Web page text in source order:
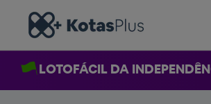
LOTOFÁCIL DA